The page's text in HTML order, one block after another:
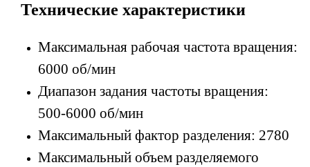
Технические характеристики
Максимальная рабочая частота вращения:
6000 об/мин
Диапазон задания частоты вращения:
500-6000 об/мин
Максимальный фактор разделения: 2780
Максимальный объем разделяемого